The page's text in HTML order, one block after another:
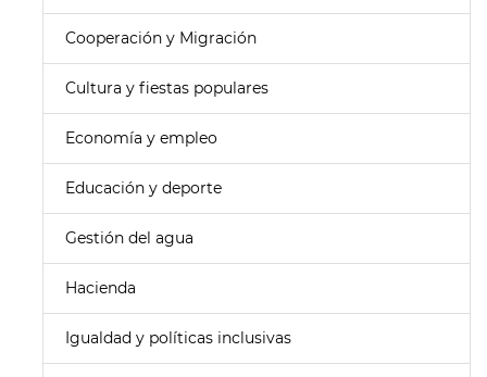
Cooperación y Migración
Cultura y fiestas populares
Economía y empleo
Educación y deporte
Gestión del agua
Hacienda
Igualdad y políticas inclusivas